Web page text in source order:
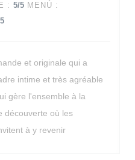
: 5/5 MENÚ :
et originale qui a
intime et très agréable
gère l'ensemble à la
découverte où les
à y revenir